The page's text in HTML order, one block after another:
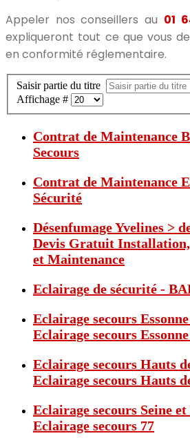
Appeler nos conseillers au 01
expliqueront tout ce que vous
en conformité réglementaire.
Saisir partie du titre
Affichage #
Contrat de Maintenance
Secours
Contrat de Maintenance
Sécurité
Désenfumage Yvelines >
Devis Gratuit
et Maintenance
Eclairage de sécurité -
Eclairage secours
Eclairage secours Essonne
Eclairage secours Hauts
Eclairage secours Hauts
Eclairage secours Seine
Eclairage secours 77